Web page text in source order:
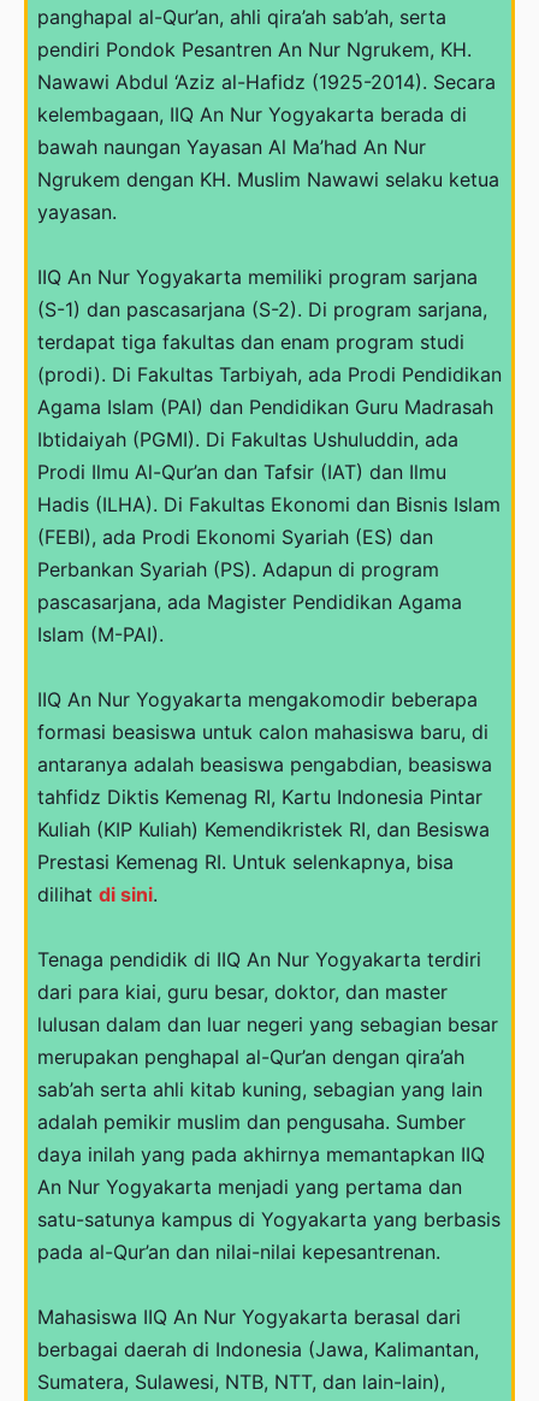
panghapal al-Qur’an, ahli qira’ah sab’ah, serta
pendiri Pondok Pesantren An Nur Ngrukem, KH.
Nawawi Abdul ‘Aziz al-Hafidz (1925-2014). Secara
kelembagaan, IIQ An Nur Yogyakarta berada di
bawah naungan Yayasan Al Ma’had An Nur
Ngrukem dengan KH. Muslim Nawawi selaku ketua
yayasan.
IIQ An Nur Yogyakarta memiliki program sarjana
(S-1) dan pascasarjana (S-2). Di program sarjana,
terdapat tiga fakultas dan enam program studi
(prodi). Di Fakultas Tarbiyah, ada Prodi Pendidikan
Agama Islam (PAI) dan Pendidikan Guru Madrasah
Ibtidaiyah (PGMI). Di Fakultas Ushuluddin, ada
Prodi Ilmu Al-Qur’an dan Tafsir (IAT) dan Ilmu
Hadis (ILHA). Di Fakultas Ekonomi dan Bisnis Islam
(FEBI), ada Prodi Ekonomi Syariah (ES) dan
Perbankan Syariah (PS). Adapun di program
pascasarjana, ada Magister Pendidikan Agama
Islam (M-PAI).
IIQ An Nur Yogyakarta mengakomodir beberapa
formasi beasiswa untuk calon mahasiswa baru, di
antaranya adalah beasiswa pengabdian, beasiswa
tahfidz Diktis Kemenag RI, Kartu Indonesia Pintar
Kuliah (KIP Kuliah) Kemendikristek RI, dan Besiswa
Prestasi Kemenag RI. Untuk selenkapnya, bisa
dilihat di sini.
Tenaga pendidik di IIQ An Nur Yogyakarta terdiri
dari para kiai, guru besar, doktor, dan master
lulusan dalam dan luar negeri yang sebagian besar
merupakan penghapal al-Qur’an dengan qira’ah
sab’ah serta ahli kitab kuning, sebagian yang lain
adalah pemikir muslim dan pengusaha. Sumber
daya inilah yang pada akhirnya memantapkan IIQ
An Nur Yogyakarta menjadi yang pertama dan
satu-satunya kampus di Yogyakarta yang berbasis
pada al-Qur’an dan nilai-nilai kepesantrenan.
Mahasiswa IIQ An Nur Yogyakarta berasal dari
berbagai daerah di Indonesia (Jawa, Kalimantan,
Sumatera, Sulawesi, NTB, NTT, dan lain-lain),
Struktur Organisasi